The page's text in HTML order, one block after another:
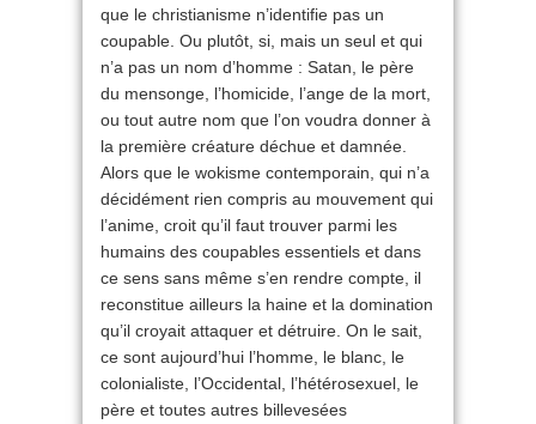
que le christianisme n’identifie pas un
coupable. Ou plutôt, si, mais un seul et qui
n’a pas un nom d’homme : Satan, le père
du mensonge, l’homicide, l’ange de la mort,
ou tout autre nom que l’on voudra donner à
la première créature déchue et damnée.
Alors que le wokisme contemporain, qui n’a
décidément rien compris au mouvement qui
l’anime, croit qu’il faut trouver parmi les
humains des coupables essentiels et dans
ce sens sans même s’en rendre compte, il
reconstitue ailleurs la haine et la domination
qu’il croyait attaquer et détruire. On le sait,
ce sont aujourd’hui l’homme, le blanc, le
colonialiste, l’Occidental, l’hétérosexuel, le
père et toutes autres billevesées